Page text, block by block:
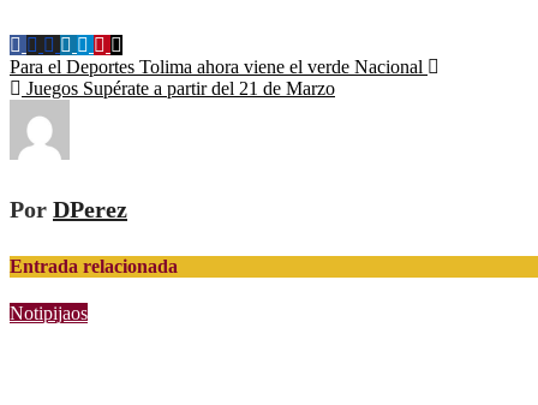
Navegación
de
entradas
Para el Deportes Tolima ahora viene el verde Nacional
Juegos Supérate a partir del 21 de Marzo
Por DPerez
Entrada relacionada
Notipijaos